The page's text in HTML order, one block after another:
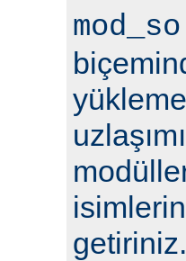
mod_so
getiriniz.